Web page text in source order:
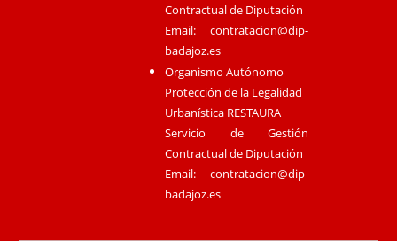
Contractual de Diputación
Email:contratacion@dip-
badajoz.es
Organismo Autónomo
Protección de la Legalidad
Urbanística RESTAURA
Servicio de Gestión
Contractual de Diputación
Email:contratacion@dip-
badajoz.es